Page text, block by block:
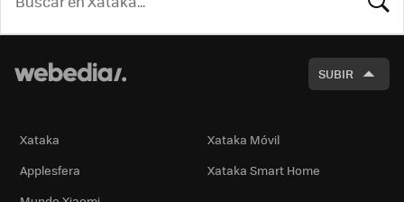
SUBIR
Xataka
Xataka Móvil
Applesfera
Xataka Smart Home